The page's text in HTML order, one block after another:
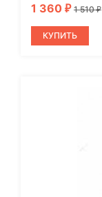
1 360 ₽ 1 510₽
КУПИТЬ